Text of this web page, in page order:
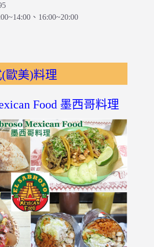
、16:00~20:00
歐美)料理
Food 墨西哥料理